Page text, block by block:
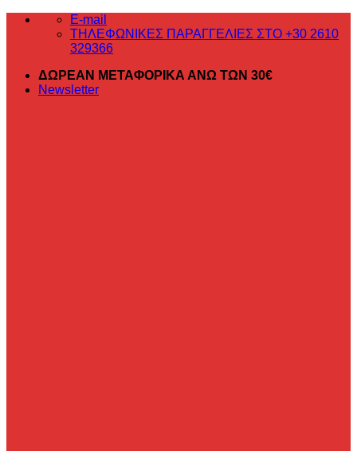
Μετάβαση
περιεχόμενο
E-mail
ΤΗΛΕΦΩΝΙΚΕΣ ΠΑΡΑΓΓΕΛΙΕΣ ΣΤΟ +30 2610
329366
ΔΩΡΕΑΝ ΜΕΤΑΦΟΡΙΚΑ ΑΝΩ ΤΩΝ 30€
Newsletter